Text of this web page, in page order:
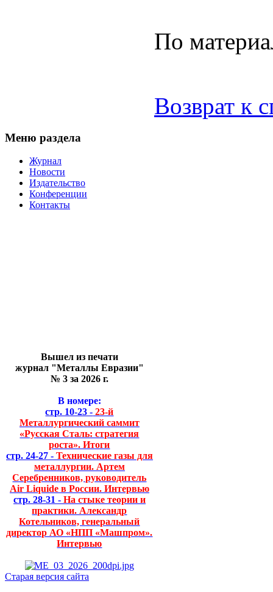
По
Возврат к
Меню раздела
Журнал
Новости
Издательство
Конференции
Контакты
Вышел из печати
журнал "Металлы Евразии"
№ 3 за 2026 г.
В номере:
стр. 10-23 - 23-й
Металлургический саммит
«Русская Сталь: стратегия
роста». Итоги
стр. 24-27 - Технические газы для
металлургии. Артем
Серебренников, руководитель
Air Liquide в России. Интервью
стр. 28-31 - На стыке теории и
практики. Александр
Котельников, генеральный
директор АО «НПП «Машпром».
Интервью
Старая версия сайта